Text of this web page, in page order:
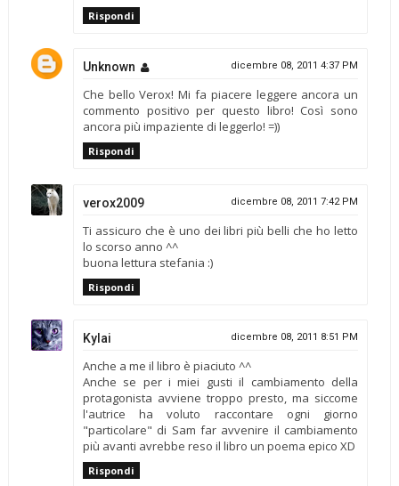
Rispondi
Unknown dicembre 08, 2011 4:37 PM
Che bello Verox! Mi fa piacere leggere ancora un
commento positivo per questo libro! Così sono
ancora più impaziente di leggerlo! =))
Rispondi
verox2009 dicembre 08, 2011 7:42 PM
Ti assicuro che è uno dei libri più belli che ho letto
lo scorso anno ^^
buona lettura stefania :)
Rispondi
Kylai dicembre 08, 2011 8:51 PM
Anche a me il libro è piaciuto ^^
Anche se per i miei gusti il cambiamento della
protagonista avviene troppo presto, ma siccome
l'autrice ha voluto raccontare ogni giorno
"particolare" di Sam far avvenire il cambiamento
più avanti avrebbe reso il libro un poema epico XD
Rispondi